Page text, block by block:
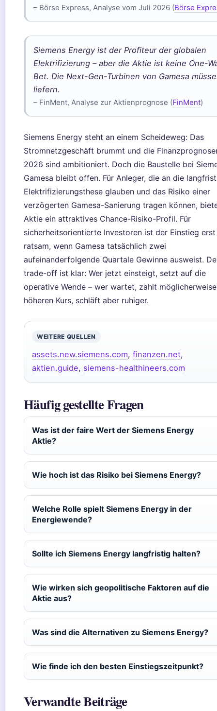
– Börse Express, Analyse vom Juli 2026 (Börse
Siemens Energy ist der Profiteur der globalen
Elektrifizierung – aber die Aktie ist keine One-
Bet. Die Next-Gen-Turbinen von Gamesa
liefern.
– FinMent, Analyse zur Aktienprognose (FinMent)
Siemens Energy steht an einem Scheideweg: Das
Stromnetzgeschäft brummt und die
2026 sind ambitioniert. Doch die Baustelle bei
Gamesa bleibt offen. Für Anleger, die an die
Elektrifizierungsthese glauben und das Risiko einer
verzögerten Gamesa-Sanierung tragen können,
Aktie ein attraktives Chance-Risiko-Profil. Für
sicherheitsorientierte Investoren ist der Einstieg
ratsam, wenn Gamesa tatsächlich zwei
aufeinanderfolgende Quartale Gewinne ausweist.
trade-off ist klar: Wer jetzt einsteigt, setzt auf die
operative Wende – wer wartet, zahlt
höheren Kurs, schläft aber ruhiger.
WEITERE QUELLEN
assets.new.siemens.com, finanzen.net,
aktien.guide, siemens-healthineers.com
Häufig gestellte Fragen
Was ist der faire Wert der Siemens Energy
Aktie?
Wie hoch ist das Risiko bei Siemens Energy?
Welche Rolle spielt Siemens Energy in der
Energiewende?
Sollte ich Siemens Energy langfristig halten?
Wie wirken sich geopolitische Faktoren auf die
Aktie aus?
Was sind die Alternativen zu Siemens Energy?
Wie finde ich den besten Einstiegszeitpunkt?
Verwandte Beiträge